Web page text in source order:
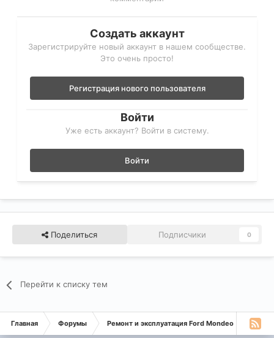
Создать аккаунт
Зарегистрируйте новый аккаунт в нашем сообществе.
Это очень просто!
Регистрация нового пользователя
Войти
Уже есть аккаунт? Войти в систему.
Войти
Поделиться Подписчики 0
Перейти к списку тем
Главная Форумы Ремонт и эксплуатация Ford Mondeo